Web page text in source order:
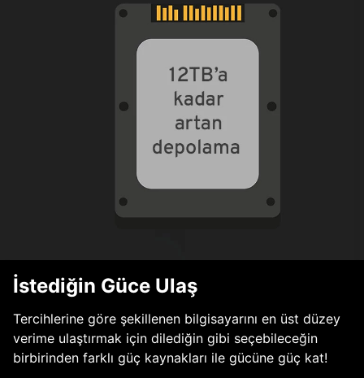
İstediğin Güce Ulaş
Tercihlerine göre şekillenen bilgisayarını en üst düzey
verime ulaştırmak için dilediğin gibi seçebileceğin
birbirinden farklı güç kaynakları ile gücüne güç kat!